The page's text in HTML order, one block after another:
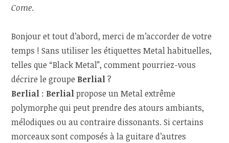
Come.
Bonjour et tout d’abord, merci de m’accorder de votre
temps ! Sans utiliser les étiquettes Metal habituelles,
telles que “Black Metal”, comment pourriez-vous
décrire le groupe Berlial?
Berlial : Berlialpropose un Metal extrême
polymorphe qui peut prendre des atours ambiants,
mélodiques ou au contraire dissonants. Si certains
morceaux sont composés à la guitare d’autres